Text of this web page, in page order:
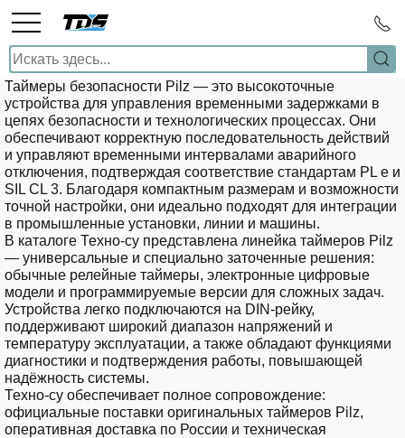
Таймеры безопасности Pilz — это высокоточные
устройства для управления временными задержками в
цепях безопасности и технологических процессах. Они
обеспечивают корректную последовательность действий
и управляют временными интервалами аварийного
отключения, подтверждая соответствие стандартам PL e и
SIL CL 3. Благодаря компактным размерам и возможности
точной настройки, они идеально подходят для интеграции
в промышленные установки, линии и машины.
В каталоге Техно-су представлена линейка таймеров Pilz
— универсальные и специально заточенные решения:
обычные релейные таймеры, электронные цифровые
модели и программируемые версии для сложных задач.
Устройства легко подключаются на DIN‑рейку,
поддерживают широкий диапазон напряжений и
температуру эксплуатации, а также обладают функциями
диагностики и подтверждения работы, повышающей
надёжность системы.
Техно-су обеспечивает полное сопровождение:
официальные поставки оригинальных таймеров Pilz,
оперативная доставка по России и техническая